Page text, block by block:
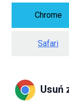
Chrome
Safari
Usuń